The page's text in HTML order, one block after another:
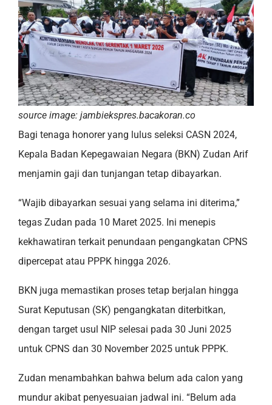
source image: jambiekspres.bacakoran.co
Bagi tenaga honorer yang lulus seleksi CASN 2024,
Kepala Badan Kepegawaian Negara (BKN) Zudan Arif
menjamin gaji dan tunjangan tetap dibayarkan.
“Wajib dibayarkan sesuai yang selama ini diterima,”
tegas Zudan pada 10 Maret 2025. Ini menepis
kekhawatiran terkait penundaan pengangkatan CPNS
dipercepat atau PPPK hingga 2026.
BKN juga memastikan proses tetap berjalan hingga
Surat Keputusan (SK) pengangkatan diterbitkan,
dengan target usul NIP selesai pada 30 Juni 2025
untuk CPNS dan 30 November 2025 untuk PPPK.
Zudan menambahkan bahwa belum ada calon yang
mundur akibat penyesuaian jadwal ini. “Belum ada